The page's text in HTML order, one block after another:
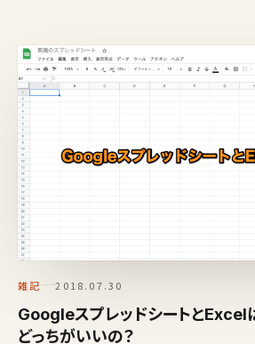
雑記 2018.07.30
GoogleスプレッドシートとExcel
どっちがいいの？